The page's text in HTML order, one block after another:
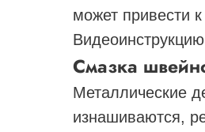
может привести
Видеоинструкцию
Смазка
Металлические
изнашиваются,